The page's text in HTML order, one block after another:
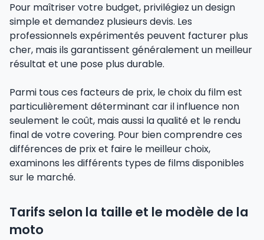
Pour maîtriser votre budget, privilégiez un design
simple et demandez plusieurs devis. Les
professionnels expérimentés peuvent facturer plus
cher, mais ils garantissent généralement un meilleur
résultat et une pose plus durable.
Parmi tous ces facteurs de prix, le choix du film est
particulièrement déterminant car il influence non
seulement le coût, mais aussi la qualité et le rendu
final de votre covering. Pour bien comprendre ces
différences de prix et faire le meilleur choix,
examinons les différents types de films disponibles
sur le marché.
Tarifs selon la taille et le modèle de la
moto